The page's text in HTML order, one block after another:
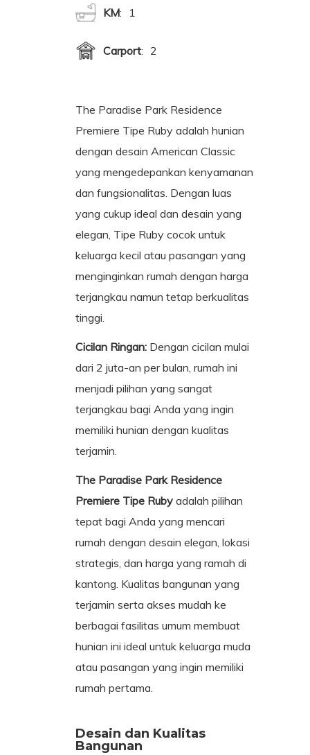
KM 1
Carport 2
The Paradise Park Residence
Premiere Tipe Ruby adalah hunian
dengan desain American Classic
yang mengedepankan kenyamanan
dan fungsionalitas. Dengan luas
yang cukup ideal dan desain yang
elegan, Tipe Ruby cocok untuk
keluarga kecil atau pasangan yang
menginginkan rumah dengan harga
terjangkau namun tetap berkualitas
tinggi.
Cicilan Ringan: Dengan cicilan mulai
dari 2 juta-an per bulan, rumah ini
menjadi pilihan yang sangat
terjangkau bagi Anda yang ingin
memiliki hunian dengan kualitas
terjamin.
The Paradise Park Residence
Premiere Tipe Ruby adalah pilihan
tepat bagi Anda yang mencari
rumah dengan desain elegan, lokasi
strategis, dan harga yang ramah di
kantong. Kualitas bangunan yang
terjamin serta akses mudah ke
berbagai fasilitas umum membuat
hunian ini ideal untuk keluarga muda
atau pasangan yang ingin memiliki
rumah pertama.
Desain dan Kualitas
Bangunan